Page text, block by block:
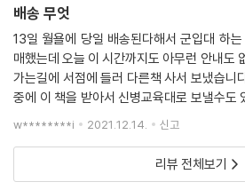
#초급 운동 루틴
#중급 운동 루틴
[여심을 자극하는 완벽한 복근 트레이닝]
크런치
바이시클 크런치
사이드 크런치
마사지 볼 근육 케어법
활동량이 많은 군인일수록 근육 통증으로 고
으로 인해 고통받았던 저자는 몸에 무리가 올
수 상황을 예로 들어 설명한다. 하지만 이 또한
니다. 사무실 책상 앞에서 오랜 시간 일하며
다. 남녀노소 누구라도 언제 어디서든 마사지
원하게 날려버릴 수 있다. 몸을 만들기 위해
배송 무엇
13일 월욜에 당일 배송된다해서 군입대 하
매했는데 오늘 이 시간까지도 아무런 안내도
가는길에 서점에 들러 다른책 사서 보냈습니
중에 이 책을 받아서 신병교육대로 보낼수도
송이 늦는다면 뭐라고 안내라도 있어야 하는
w********i 2021.12.14. 신고
리뷰 전체보기